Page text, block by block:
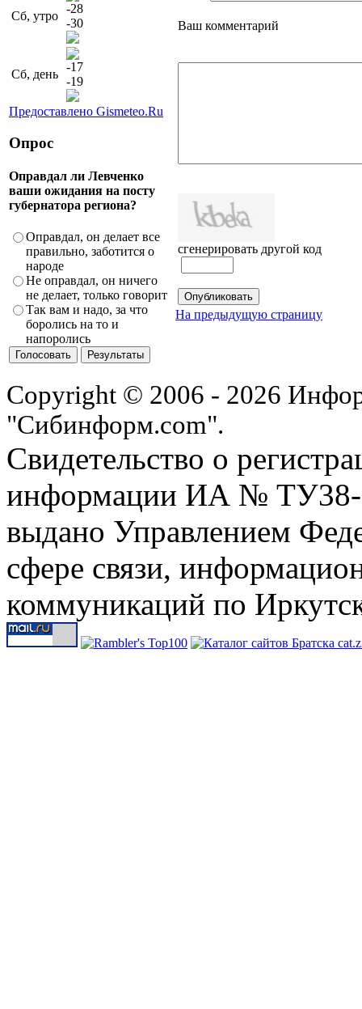
Сб, утро
-28
-30
Сб, день
-17
-19
Предоставлено Gismeteo.Ru
Опрос
Оправдал ли Левченко
ваши ожидания на посту
губернатора региона?
Оправдал, он делает все
правильно, заботится о
народе
Не оправдал, он ничего
не делает, только говорит
Так вам и надо, за что
боролись на то и
напоролись
Ваш комментарий
сгенерировать другой код
На предыдущую страницу
Copyright © 2006 - 2026
"Сибинформ.com".
Свидетельство о
информации ИА № ТУ38-
выдано Управлением
сфере связи,
коммуникаций по